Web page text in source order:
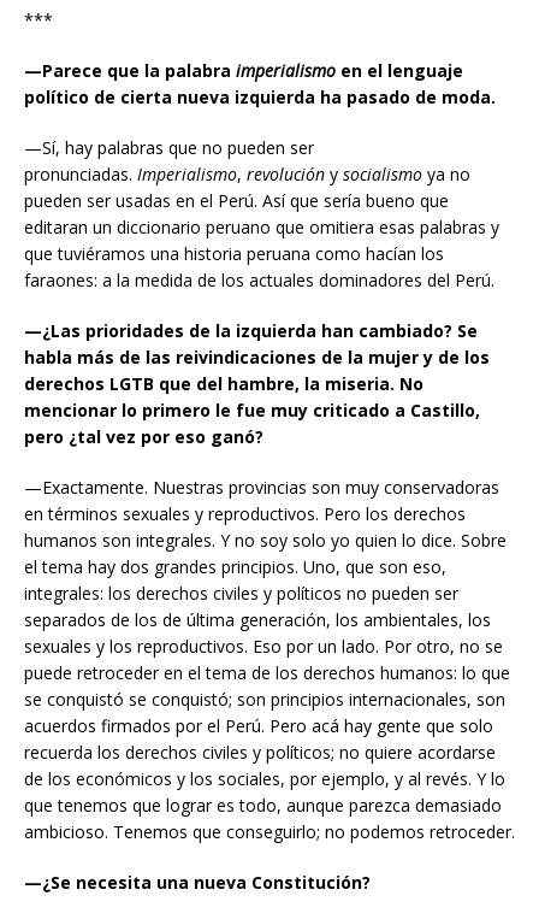
***
—Parece que la palabra imperialismo en el lenguaje
político de cierta nueva izquierda ha pasado de moda.
—Sí, hay palabras que no pueden ser
pronunciadas. Imperialismo, revolución y socialismo ya no
pueden ser usadas en el Perú. Así que sería bueno que
editaran un diccionario peruano que omitiera esas palabras y
que tuviéramos una historia peruana como hacían los
faraones: a la medida de los actuales dominadores del Perú.
—¿Las prioridades de la izquierda han cambiado? Se
habla más de las reivindicaciones de la mujer y de los
derechos LGTB que del hambre, la miseria. No
mencionar lo primero le fue muy criticado a Castillo,
pero ¿tal vez por eso ganó?
—Exactamente. Nuestras provincias son muy conservadoras
en términos sexuales y reproductivos. Pero los derechos
humanos son integrales. Y no soy solo yo quien lo dice. Sobre
el tema hay dos grandes principios. Uno, que son eso,
integrales: los derechos civiles y políticos no pueden ser
separados de los de última generación, los ambientales, los
sexuales y los reproductivos. Eso por un lado. Por otro, no se
puede retroceder en el tema de los derechos humanos: lo que
se conquistó se conquistó; son principios internacionales, son
acuerdos firmados por el Perú. Pero acá hay gente que solo
recuerda los derechos civiles y políticos; no quiere acordarse
de los económicos y los sociales, por ejemplo, y al revés. Y lo
que tenemos que lograr es todo, aunque parezca demasiado
ambicioso. Tenemos que conseguirlo; no podemos retroceder.
—¿Se necesita una nueva Constitución?